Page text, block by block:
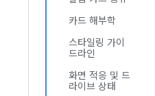
카드 해부학
스타일링 가이
드라인
화면 적응 및 드
라이브 상태